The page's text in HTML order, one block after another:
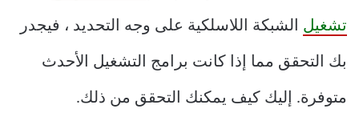
تشغيل الشبكة اللاسلكية على وجه التحديد ، فيجدر
بك التحقق مما إذا كانت برامج التشغيل الأحدث
متوفرة. إليك كيف يمكنك التحقق من ذلك.